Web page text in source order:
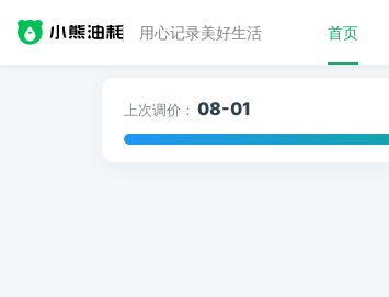
用心记录美好生活 首页
上次调价： 08-01